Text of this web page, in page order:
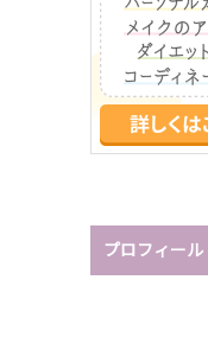
プロフィール